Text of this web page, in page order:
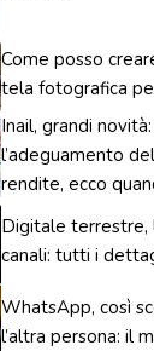
Come posso
tela fotografica
Inail, grandi
l’adeguamento
rendite, ecco
Digitale terrestre,
canali: tutti i
WhatsApp, così
l’altra persona: il